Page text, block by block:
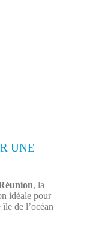
UNE
, la
idéale pour
de l’océan